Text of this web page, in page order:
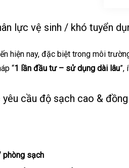
lực vệ sinh / khó tuyển
hiện nay, đặc biệt trong môi
“1 lần đầu tư – sử dụng dài lâu”,
yêu cầu độ sạch cao &
phòng sạch